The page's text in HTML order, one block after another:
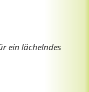
ein lächelndes